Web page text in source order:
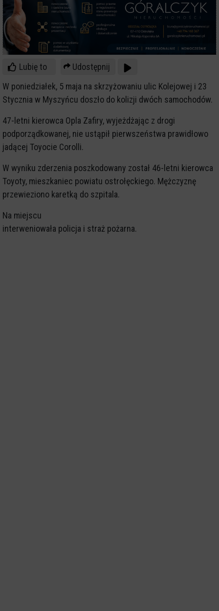
Lubię to
Udostępnij
W poniedziałek, 5 maja na skrzyżowaniu ulic Kolejowej i 23
Stycznia w Myszyńcu doszło do kolizji dwóch samochodów.
47-letni kierowca Opla Zafiry, wyjeżdżając z drogi
podporządkowanej, nie ustąpił pierwszeństwa prawidłowo
jadącej Toyocie Corolli.
W wyniku zderzenia poszkodowany został 46-letni kierowca
Toyoty, mieszkaniec powiatu ostrołęckiego. Mężczyznę
przewieziono karetką do szpitala.
Na miejscu
interweniowała policja i straż pożarna.